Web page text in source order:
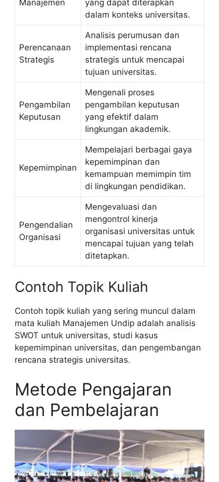
Manajemen
yang dapat diterapkan
dalam konteks universitas.
Perencanaan
Strategis
Analisis perumusan dan
implementasi rencana
strategis untuk mencapai
tujuan universitas.
Pengambilan
Keputusan
Mengenali proses
pengambilan keputusan
yang efektif dalam
lingkungan akademik.
Kepemimpinan
Mempelajari berbagai gaya
kepemimpinan dan
kemampuan memimpin tim
di lingkungan pendidikan.
Pengendalian
Organisasi
Mengevaluasi dan
mengontrol kinerja
organisasi universitas untuk
mencapai tujuan yang telah
ditetapkan.
Contoh Topik Kuliah
Contoh topik kuliah yang sering muncul dalam
mata kuliah Manajemen Undip adalah analisis
SWOT untuk universitas, studi kasus
kepemimpinan universitas, dan pengembangan
rencana strategis universitas.
Metode Pengajaran
dan Pembelajaran